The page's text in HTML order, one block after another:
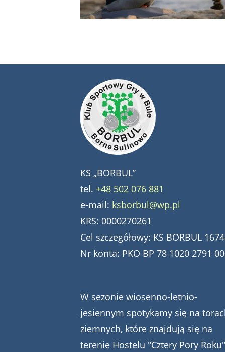
KS „BORBUL”
tel. +48 502 076 881
e-mail: ksborbul@wp.pl
KRS: 0000270261
Cel szczegółowy: KS BORBUL
Nr konta: PKO BP 78 1020 2791
W sezonie wiosenno-letnio-
jesiennym spotykamy się na
ziemnych, które znajdują się na
terenie Hostelu "Cztery Pory Roku"